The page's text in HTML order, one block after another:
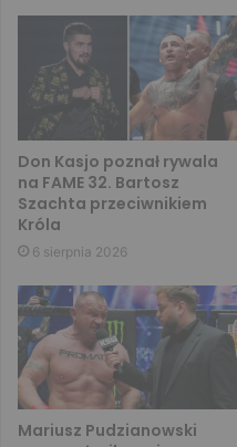
Don Kasjo poznał rywala
na FAME 32. Bartosz
Szachta przeciwnikiem
Króla
6 sierpnia 2026
Mariusz Pudzianowski